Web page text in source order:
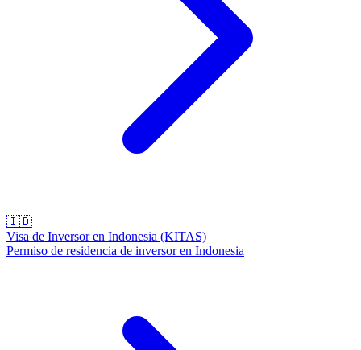
🇮🇩
Visa de Inversor en Indonesia (KITAS)
Permiso de residencia de inversor en Indonesia